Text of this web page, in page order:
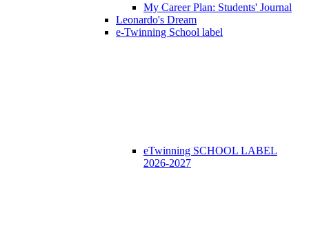
My Career Plan: Students' Journal
Leonardo's Dream
e-Twinning School label
eTwinning SCHOOL LABEL
2026-2027